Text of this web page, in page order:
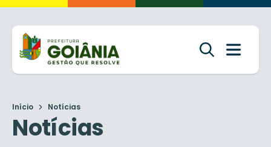
Início Notícias
Notícias